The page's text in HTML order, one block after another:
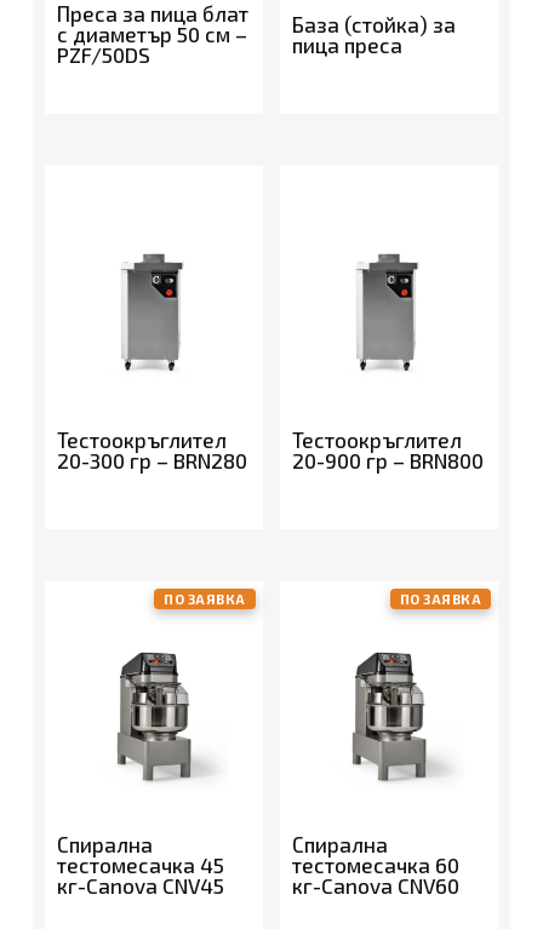
Преса за пица блат
с диаметър 50 см –
PZF/50DS
База (стойка) за
пица преса
Тестоокръглител
20-300 гр – BRN280
Тестоокръглител
20-900 гр – BRN800
ПО ЗАЯВКА
Спирална
тестомесачка 45
кг-Canova CNV45
ПО ЗАЯВКА
Спирална
тестомесачка 60
кг-Canova CNV60